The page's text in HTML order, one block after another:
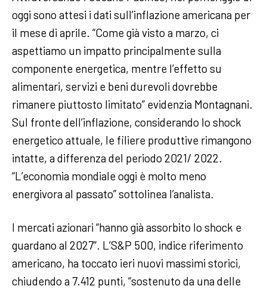
oggi sono attesi i dati sull’inflazione americana per
il mese di aprile. “Come già visto a marzo, ci
aspettiamo un impatto principalmente sulla
componente energetica, mentre l’effetto su
alimentari, servizi e beni durevoli dovrebbe
rimanere piuttosto limitato” evidenzia Montagnani.
Sul fronte dell’inflazione, considerando lo shock
energetico attuale, le filiere produttive rimangono
intatte, a differenza del periodo 2021/ 2022.
“L’economia mondiale oggi è molto meno
energivora al passato” sottolinea l’analista.
I mercati azionari “hanno già assorbito lo shock e
guardano al 2027”. L’S&P 500, indice riferimento
americano, ha toccato ieri nuovi massimi storici,
chiudendo a 7.412 punti, “sostenuto da una delle